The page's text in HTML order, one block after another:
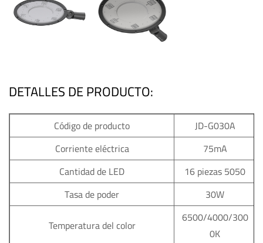
DETALLES DE PRODUCTO:
Código de producto
JD-G030A
Corriente eléctrica
75mA
Cantidad de LED
16 piezas 5050
Tasa de poder
30W
Temperatura del color
6500/4000/300
0K